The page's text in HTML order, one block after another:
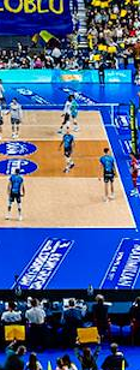
si
dare il
tra
il
ulteriori